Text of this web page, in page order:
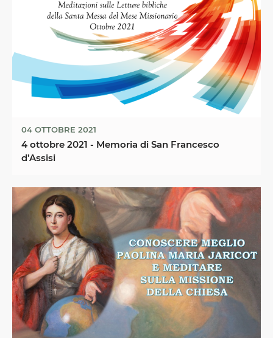
04 OTTOBRE 2021
4 ottobre 2021 - Memoria di San Francesco
d’Assisi